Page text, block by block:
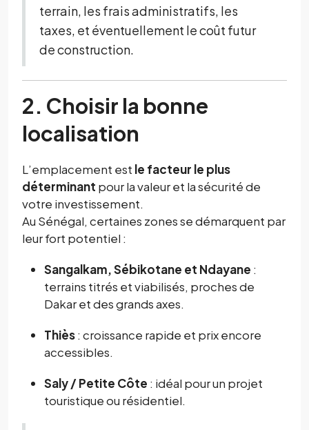
terrain, les frais administratifs, les
taxes, et éventuellement le coût futur
de construction.
2. Choisir la bonne
localisation
L’emplacement est le facteur le plus
déterminant pour la valeur et la sécurité de
votre investissement.
Au Sénégal, certaines zones se démarquent par
leur fort potentiel :
Sangalkam, Sébikotane et Ndayane :
terrains titrés et viabilisés, proches de
Dakar et des grands axes.
Thiès: croissance rapide et prix encore
accessibles.
Saly / Petite Côte : idéal pour un projet
touristique ou résidentiel.